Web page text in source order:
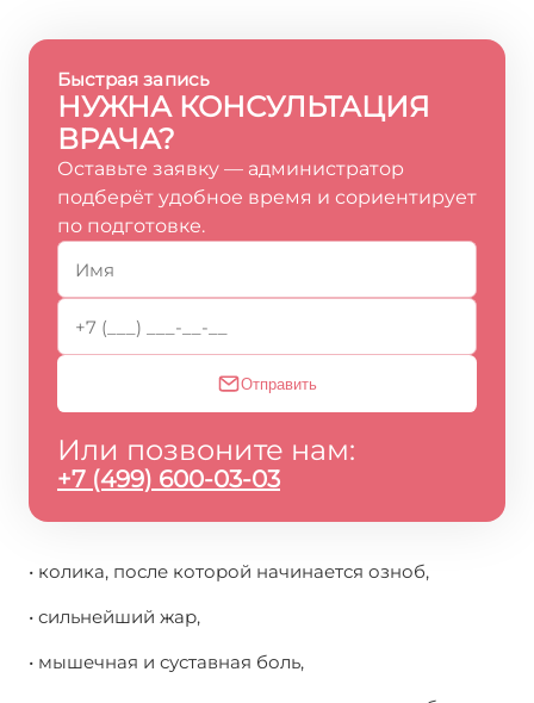
Быстрая запись
НУЖНА КОНСУЛЬТАЦИЯ
ВРАЧА?
Оставьте заявку — администратор
подберёт удобное время и сориентирует
по подготовке.
Отправить
Или позвоните нам:
+7 (499) 600-03-03
• колика, после которой начинается озноб,
• сильнейший жар,
• мышечная и суставная боль,